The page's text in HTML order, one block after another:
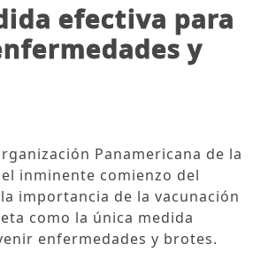
efectiva para
y
Panamericana de la
inminente comienzo del
importancia de la vacunación
como la única medida
enfermedades y brotes.